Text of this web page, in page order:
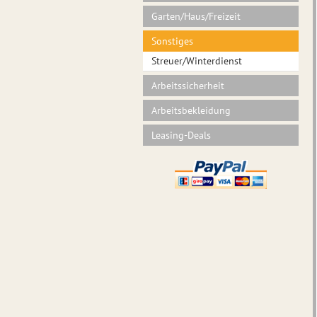
Garten/Haus/Freizeit
Sonstiges
Streuer/Winterdienst
Arbeitssicherheit
Arbeitsbekleidung
Leasing-Deals